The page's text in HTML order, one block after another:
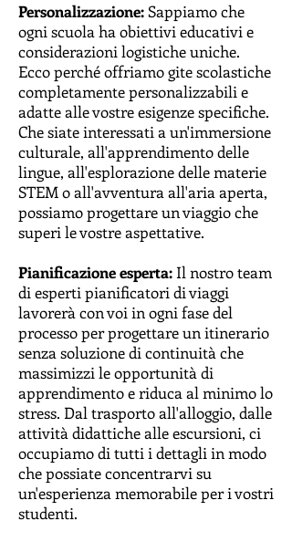
Personalizzazione:Sappiamo che
ogni scuola ha obiettivi educativi e
considerazioni logistiche uniche.
Ecco perché offriamo gite scolastiche
completamente personalizzabili e
adatte alle vostre esigenze specifiche.
Che siate interessati a un'immersione
culturale, all'apprendimento delle
lingue, all'esplorazione delle materie
STEM o all'avventura all'aria aperta,
possiamo progettare un viaggio che
superi le vostre aspettative.
Pianificazione esperta: Il nostro team
di esperti pianificatori di viaggi
lavorerà con voi in ogni fase del
processo per progettare un itinerario
senza soluzione di continuità che
massimizzi le opportunità di
apprendimento e riduca al minimo lo
stress. Dal trasporto all'alloggio, dalle
attività didattiche alle escursioni, ci
occupiamo di tutti i dettagli in modo
che possiate concentrarvi su
un'esperienza memorabile per i vostri
studenti.